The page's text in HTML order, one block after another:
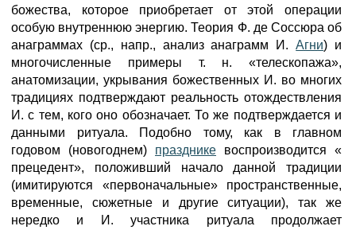
божества, которое приобретает от этой операции
особую внутреннюю энергию. Теория Ф. де Соссюра об
анаграммах (ср., напр., анализ анаграмм И.Агни) и
многочисленные примеры т. н. «телескопажа»,
анатомизации, укрывания божественных И. во многих
традициях подтверждают реальность отождествления
И. с тем, кого оно обозначает. То же подтверждается и
данными ритуала. Подобно тому, как в главном
годовом (новогоднем) празднике воспроизводится «
прецедент», положивший начало данной традиции
(имитируются «первоначальные» пространственные,
временные, сюжетные и другие ситуации), так же
нередко и И. участника ритуала продолжает